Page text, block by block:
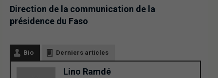
Direction de la communication de la
présidence du Faso
Bio Derniers articles
Lino Ramdé